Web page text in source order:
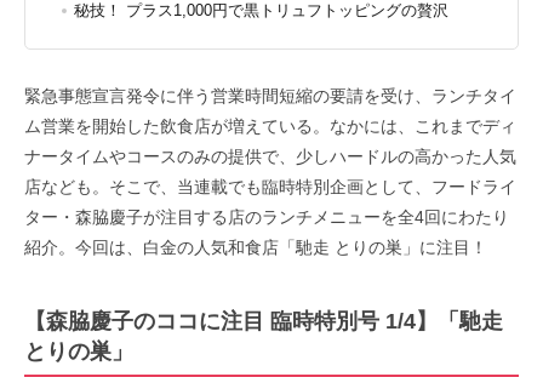
秘技！ プラス1,000円で黒トリュフトッピングの贅沢
緊急事態宣言発令に伴う営業時間短縮の要請を受け、ランチタイ
ム営業を開始した飲食店が増えている。なかには、これまでディ
ナータイムやコースのみの提供で、少しハードルの高かった人気
店なども。そこで、当連載でも臨時特別企画として、フードライ
ター・森脇慶子が注目する店のランチメニューを全4回にわたり
紹介。今回は、白金の人気和食店「馳走 とりの巣」に注目！
【森脇慶子のココに注目 臨時特別号 1/4】「馳走
とりの巣」